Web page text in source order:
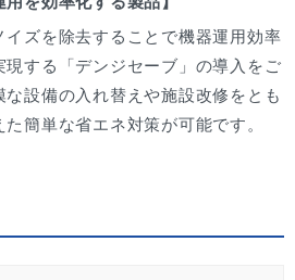
ズを除去することで機器運用効率
現する「デンジセーブ」の導入をご
設備の入れ替えや施設改修をとも
簡単な省エネ対策が可能です。